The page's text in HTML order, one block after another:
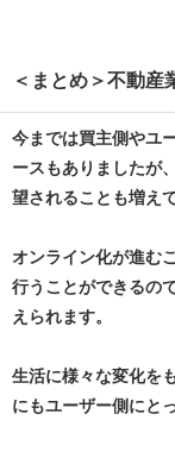
＜まとめ＞不動産
今までは買主側やユ
ースもありましたが
望されることも増え
オンライン化が進む
行うことができるの
えられます。
生活に様々な変化を
にもユーザー側にと